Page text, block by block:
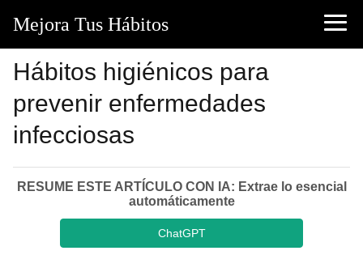
Mejora Tus Hábitos
Hábitos higiénicos para
prevenir enfermedades
infecciosas
RESUME ESTE ARTÍCULO CON IA: Extrae lo esencial
automáticamente
ChatGPT